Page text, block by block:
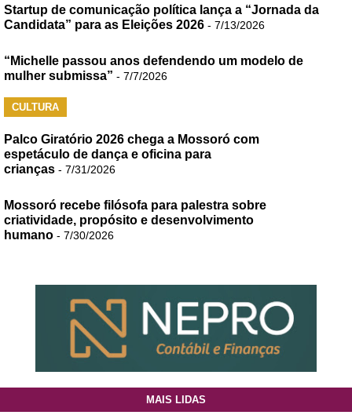
Startup de comunicação política lança a “Jornada da
Candidata” para as Eleições 2026 - 7/13/2026
“Michelle passou anos defendendo um modelo de
mulher submissa” - 7/7/2026
CULTURA
Palco Giratório 2026 chega a Mossoró com
espetáculo de dança e oficina para
crianças - 7/31/2026
Mossoró recebe filósofa para palestra sobre
criatividade, propósito e desenvolvimento
humano - 7/30/2026
MAIS LIDAS